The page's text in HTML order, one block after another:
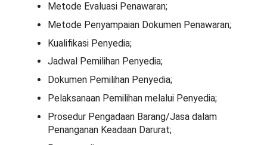
Metode Evaluasi Penawaran;
Metode Penyampaian Dokumen Penawaran;
Kualifikasi Penyedia;
Jadwal Pemilihan Penyedia;
Dokumen Pemilihan Penyedia;
Pelaksanaan Pemilihan melalui Penyedia;
Prosedur Pengadaan Barang/Jasa dalam
Penanganan Keadaan Darurat;